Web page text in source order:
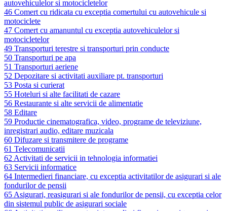
autovehiculelor si motocicletelor
46 Comert cu ridicata cu exceptia comertului cu autovehicule si
motociclete
47 Comert cu amanuntul cu exceptia autovehiculelor si
motocicletelor
49 Transporturi terestre si transporturi prin conducte
50 Transporturi pe apa
51 Transporturi aeriene
52 Depozitare si activitati auxiliare pt. transporturi
53 Posta si curierat
55 Hoteluri si alte facilitati de cazare
56 Restaurante si alte servicii de alimentatie
58 Editare
59 Productie cinematografica, video, programe de televiziune,
inregistrari audio, editare muzicala
60 Difuzare si transmitere de programe
61 Telecomunicatii
62 Activitati de servicii in tehnologia informatiei
63 Servicii informatice
64 Intermedieri financiare, cu exceptia activitatilor de asigurari si ale
fondurilor de pensii
65 Asigurari, reasigurari si ale fondurilor de pensii, cu exceptia celor
din sistemul public de asigurari sociale